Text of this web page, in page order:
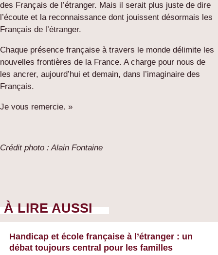
des Français de l’étranger. Mais il serait plus juste de dire
l’écoute et la reconnaissance dont jouissent désormais les
Français de l’étranger.
Chaque présence française à travers le monde délimite les
nouvelles frontières de la France. A charge pour nous de
les ancrer, aujourd’hui et demain, dans l’imaginaire des
Français.
Je vous remercie. »
Crédit photo : Alain Fontaine
À LIRE AUSSI
Handicap et école française à l’étranger : un
débat toujours central pour les familles